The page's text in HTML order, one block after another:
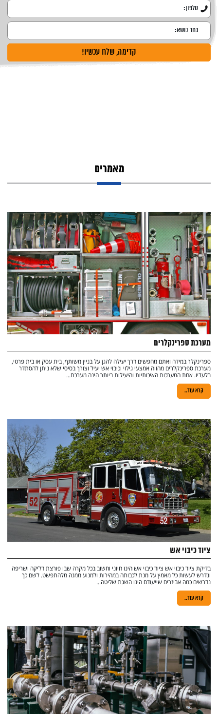
מאמרים
מערכת ספרינקלרים
ספרינקלר במידה ואתם מחפשים דרך יעילה להגן על בניין משותף, בית עסק או בית פרטי,
מערכת ספרינקלרים מהווה אמצעי גילוי וכיבוי אש יעיל וצורך בסיסי שלא ניתן להסתדר
בלעדיו. אחת המערכות האיכותיות והיעילות ביותר הינה מערכת...
קרא עוד..
ציוד כיבוי אש
בדיקת ציוד כיבוי אש ציוד כיבוי אש הינו חיוני וחשוב בכל מקרה שבו פורצת דליקה ושריפה
ונדרש לעשות כל מאמץ על מנת לכבותה במהירות ולמנוע ממנה מלהתפשט. לשם כך
נדרשים כמה אביזרים שייעודם הינו השגת שליטה...
קרא עוד..